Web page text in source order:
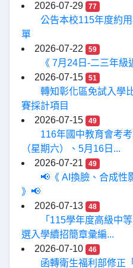
2026-07-29
77
公告本校115年度約
單
2026-07-22
59
《 7月24日-二三年級
2026-07-15
51
轉知彰化區免試入學
賽採計項目
2026-07-15
49
116年國中教育會考
（星期六）、5月16日...
2026-07-21
49
📢《 AI換臉、合成性
》📢
2026-07-13
48
「115學年度高級中
選入學續招簡章彙編...
2026-07-10
46
函轉衛生福利部修正